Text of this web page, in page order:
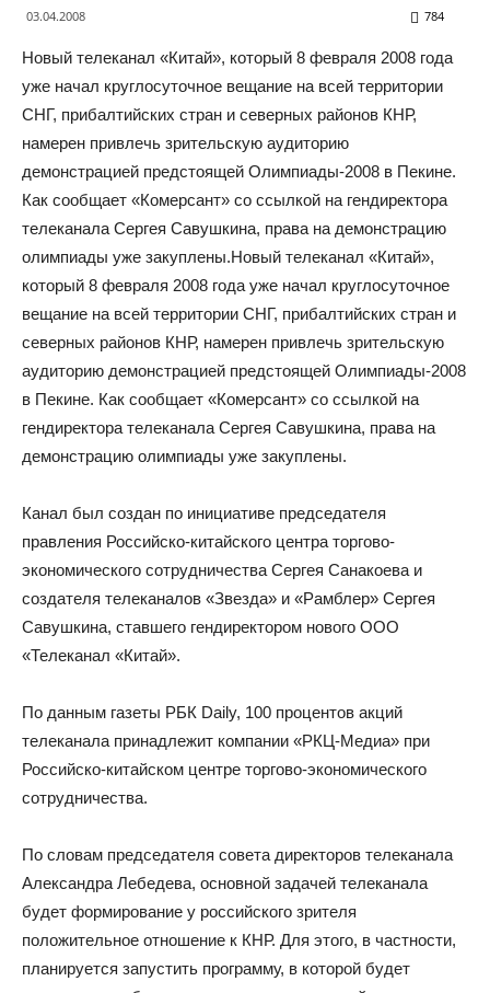
03.04.2008 784
Новый телеканал «Китай», который 8 февраля 2008 года
уже начал круглосуточное вещание на всей территории
СНГ, прибалтийских стран и северных районов КНР,
намерен привлечь зрительскую аудиторию
демонстрацией предстоящей Олимпиады-2008 в Пекине.
Как сообщает «Комерсант» со ссылкой на гендиректора
телеканала Сергея Савушкина, права на демонстрацию
олимпиады уже закуплены.Новый телеканал «Китай»,
который 8 февраля 2008 года уже начал круглосуточное
вещание на всей территории СНГ, прибалтийских стран и
северных районов КНР, намерен привлечь зрительскую
аудиторию демонстрацией предстоящей Олимпиады-2008
в Пекине. Как сообщает «Комерсант» со ссылкой на
гендиректора телеканала Сергея Савушкина, права на
демонстрацию олимпиады уже закуплены.
Канал был создан по инициативе председателя
правления Российско-китайского центра торгово-
экономического сотрудничества Сергея Санакоева и
создателя телеканалов «Звезда» и «Рамблер» Сергея
Савушкина, ставшего гендиректором нового ООО
«Телеканал «Китай».
По данным газеты РБК Daily, 100 процентов акций
телеканала принадлежит компании «РКЦ-Медиа» при
Российско-китайском центре торгово-экономического
сотрудничества.
По словам председателя совета директоров телеканала
Александра Лебедева, основной задачей телеканала
будет формирование у российского зрителя
положительное отношение к КНР. Для этого, в частности,
планируется запустить программу, в которой будет